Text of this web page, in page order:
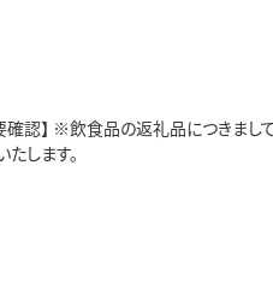
確認】 ※飲食品の返礼品につきま
します。